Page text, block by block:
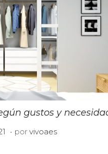
gustos y
2. por vivoaes